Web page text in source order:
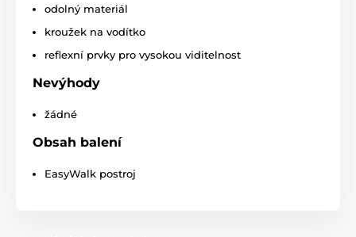
TABULKA VELIKOSTI
XS Nastavitelný obvod od 30-40 cm
S Obvod od 38 - 51 cm
odolný materiál
kroužek na vodítko
reflexní prvky pro vysokou viditelnost
Nevýhody
žádné
Obsah balení
EasyWalk postroj